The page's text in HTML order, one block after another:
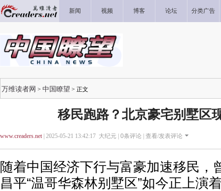
新闻 视频 博客 论坛 分类广告
万维读者网 > 中国瞭望 > 正文
移民跑路？北京豪宅别墅区
www.creaders.net| 2025-05-21 13:42:17 大纪元 | 0条评论 | 查看/发表评论
随着中国经济下行与富豪加速移民，
昌平“温哥华森林别墅区”如今正上演